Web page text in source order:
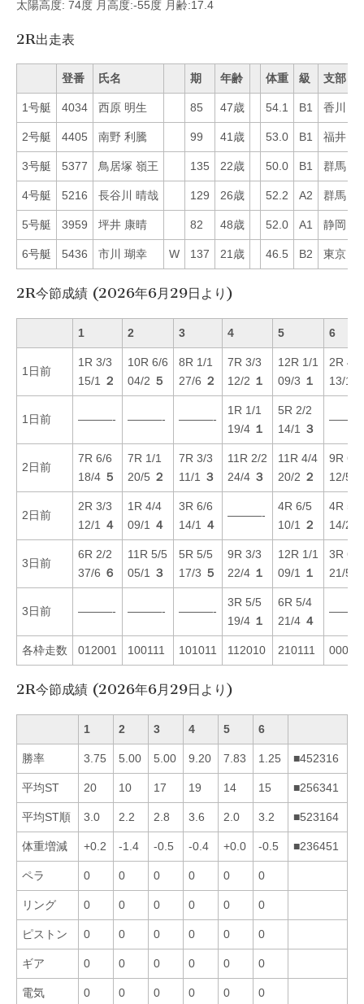
太陽高度: 74度 月高度:-55度 月齢:17.4
2R出走表
登番 氏名 期 年齢 体重 級 支部
1号艇 4034 西原 明生 85 47歳 54.1 B1 香川
2号艇 4405 南野 利騰 99 41歳 53.0 B1 福井
3号艇 5377 鳥居塚 嶺王 135 22歳 50.0 B1 群馬
4号艇 5216 長谷川 晴哉 129 26歳 52.2 A2 群馬
5号艇 3959 坪井 康晴 82 48歳 52.0 A1 静岡
6号艇 5436 市川 瑚幸 W 137 21歳 46.5 B2 東京
2R今節成績 (2026年6月29日より)
1 2 3 4 5 6
1日前
1R 3/3
15/1
２
10R 6/6
04/2 ５
8R 1/1
27/6 ２
7R 3/3
12/2 １
12R 1/1
09/3 １
2R 4/6
13/1
1日前 ———- ———- ———-
1R 1/1
19/4 １
5R 2/2
14/1
３
2日前
7R 6/6
18/4 ５
7R 1/1
20/5 ２
7R 3/3
11/1
３
11R 2/2
24/4 ３
11R 4/4
20/2 ２
9R 6/6
12/5
2日前
2R 3/3
12/1
４
1R 4/4
09/1
４
3R 6/6
14/1
４
———-
4R 6/5
10/1
２
4R 5/6
14/2
3日前
6R 2/2
37/6 ６
11R 5/5
05/1
３
5R 5/5
17/3 ５
9R 3/3
22/4 １
12R 1/1
09/1
１
3R 6/6
21/5
3日前 ———- ———- ———-
3R 5/5
19/4 １
6R 5/4
21/4 ４
各枠走数 012001 100111 101011 112010 210111
2R今節成績 (2026年6月29日より)
1 2 3 4 5 6
勝率 3.75 5.00 5.00 9.20 7.83 1.25 ■452316
平均ST 20 10 17 19 14 15 ■256341
平均ST順 3.0 2.2 2.8 3.6 2.0 3.2 ■523164
体重増減 +0.2 -1.4 -0.5 -0.4 +0.0 -0.5 ■236451
ペラ 0 0 0 0 0 0
リング 0 0 0 0 0 0
ピストン 0 0 0 0 0 0
ギア 0 0 0 0 0 0
電気 0 0 0 0 0 0